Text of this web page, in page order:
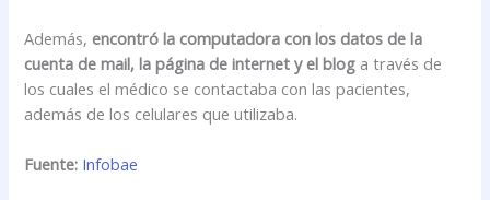
Además, encontró la computadora con los datos de la
cuenta de mail, la página de internet y el blog a través de
los cuales el médico se contactaba con las pacientes,
además de los celulares que utilizaba.
Fuente: Infobae